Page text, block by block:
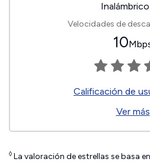
Velocidades de
10
Calificación de
Ver más
◊ La valoración de estrellas se basa